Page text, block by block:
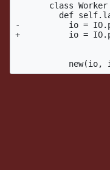
       class Worker
def
-          io =
+          io =
単にenvpstr作成処理が
われただけの可能性も
も、async-signal-safe
呼ぶのは、やはり好まし
つまり、横着せずに必